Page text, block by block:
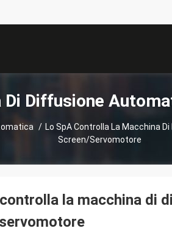
Di Diffusione
/ Lo SpA Controlla La Macchina
Screen/servomotore
la macchina di